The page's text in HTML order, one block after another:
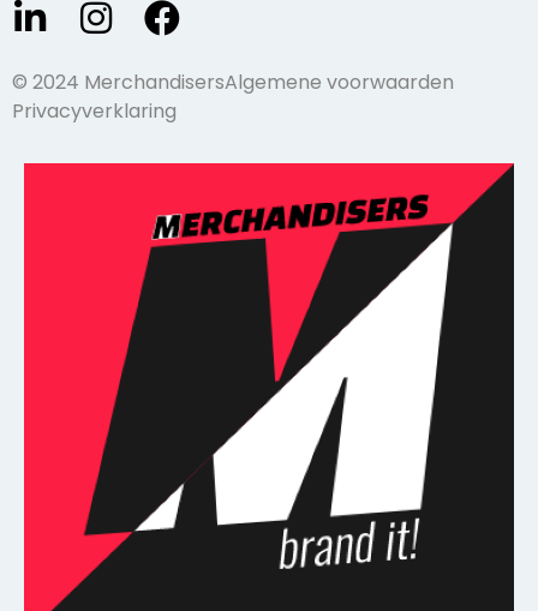
© 2024 MerchandisersAlgemene voorwaarden
Privacyverklaring